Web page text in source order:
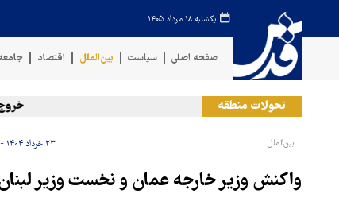
یکشنبه ۱۸ مرداد ۱۴۰۵
صفحه اصلی سیاست بین‌الملل اقتصاد
تحولات منطقه خروج
بین‌الملل ۲۳ خرداد ۱۴۰۴ - ۱۳:۳۵
واکنش وزیر خارجه عمان و نخست وزیر